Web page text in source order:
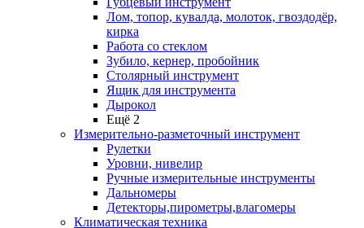
Лом, топор, кувалда, молоток, гвоздодёр,
кирка
Работа со стеклом
Зубило, кернер, пробойник
Столярный инструмент
Ящик для инструмента
Дырокол
Ещё 2
Измерительно-разметочный инструмент
Рулетки
Уровни, нивелир
Ручные измерительные инструменты
Дальномеры
Детекторы,пирометры,влагомеры
Климатическая техника